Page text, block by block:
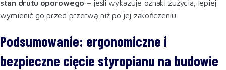
stan drutu oporowego – jeśli wykazuje oznaki zużycia, lepiej
wymienić go przed przerwą niż po jej zakończeniu.
Podsumowanie: ergonomiczne i
bezpieczne cięcie styropianu na budowie